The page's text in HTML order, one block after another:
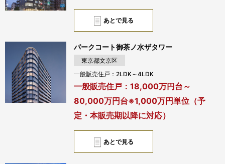
あとで見る
あとで見る
パークコート御茶ノ水ザタワー
東京都文京区
一般販売住戸：2LDK～4LDK
一般販売住戸：18,000万円台～
80,000万円台※1,000万円単位（予
定・本販売期以降に対応）